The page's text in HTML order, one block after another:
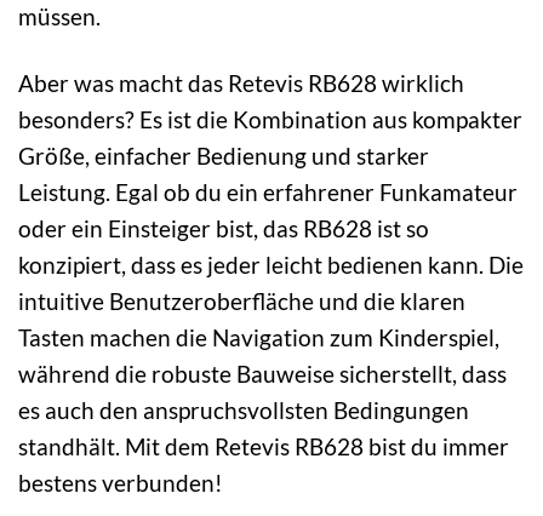
müssen.
Aber was macht das Retevis RB628 wirklich
besonders? Es ist die Kombination aus kompakter
Größe, einfacher Bedienung und starker
Leistung. Egal ob du ein erfahrener Funkamateur
oder ein Einsteiger bist, das RB628 ist so
konzipiert, dass es jeder leicht bedienen kann. Die
intuitive Benutzeroberfläche und die klaren
Tasten machen die Navigation zum Kinderspiel,
während die robuste Bauweise sicherstellt, dass
es auch den anspruchsvollsten Bedingungen
standhält. Mit dem Retevis RB628 bist du immer
bestens verbunden!